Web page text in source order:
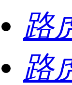
路
路